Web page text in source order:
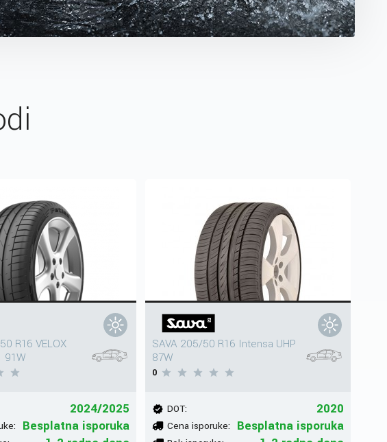
R16 VELOX
91W
2024/2025
Besplatna isporuka
SAVA 205/50 R16 Intensa UHP
87W
0
DOT: 2020
Cena isporuke: Besplatna isporuka